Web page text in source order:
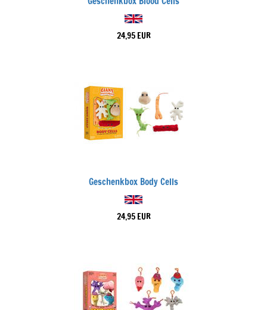
24,95 EUR
Geschenkbox Body Cells
24,95 EUR